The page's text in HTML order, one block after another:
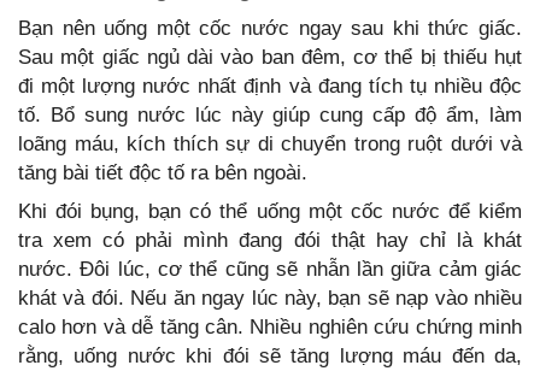
Bạn nên uống một cốc nước ngay sau khi thức giấc.
Sau một giấc ngủ dài vào ban đêm, cơ thể bị thiếu hụt
đi một lượng nước nhất định và đang tích tụ nhiều độc
tố. Bổ sung nước lúc này giúp cung cấp độ ẩm, làm
loãng máu, kích thích sự di chuyển trong ruột dưới và
tăng bài tiết độc tố ra bên ngoài.
Khi đói bụng, bạn có thể uống một cốc nước để kiểm
tra xem có phải mình đang đói thật hay chỉ là khát
nước. Đôi lúc, cơ thể cũng sẽ nhẫn lần giữa cảm giác
khát và đói. Nếu ăn ngay lúc này, bạn sẽ nạp vào nhiều
calo hơn và dễ tăng cân. Nhiều nghiên cứu chứng minh
rằng, uống nước khi đói sẽ tăng lượng máu đến da,